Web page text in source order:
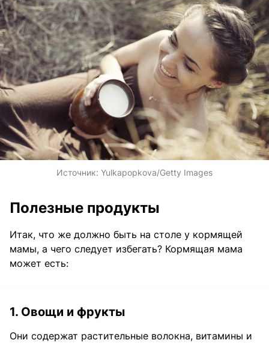
Источник: Yulkapopkova/Getty Images
Полезные продукты
Итак, что же должно быть на столе у кормящей
мамы, а чего следует избегать? Кормящая мама
может есть:
1. Овощи и фрукты
Они содержат растительные волокна, витамины и